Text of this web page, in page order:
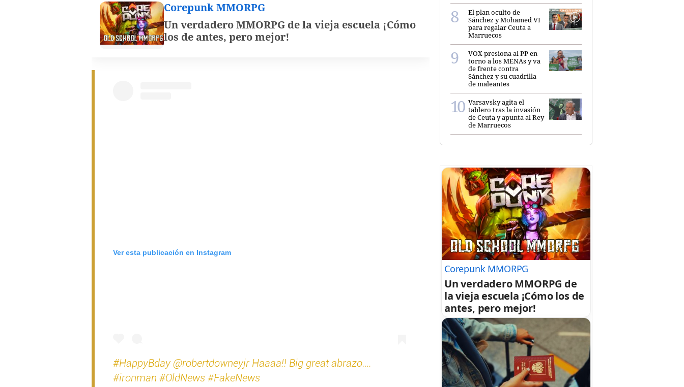
Corepunk MMORPG
Un verdadero MMORPG de la vieja escuela ¡Cómo
los de antes, pero mejor!
Ver esta publicación en Instagram
#HappyBday @robertdowneyjr Haaaa!! Big great abrazo….
#ironman #OldNews #FakeNews
El plan oculto de
Sánchez y Mohamed VI
para regalar Ceuta a
Marruecos
VOX presiona al PP en
torno a los MENAs y va
de frente contra
Sánchez y su cuadrilla
de maleantes
Varsavsky agita el
tablero tras la invasión
de Ceuta y apunta al Rey
de Marruecos
Corepunk MMORPG
Un verdadero MMORPG de
la vieja escuela ¡Cómo los de
antes, pero mejor!